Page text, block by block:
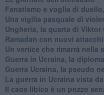
Fanatismo e voglia di
Una vigilia pasquale di
Ungheria, la quarta di Viktor
Ramadan con nuovi
Un vertice che rimarrà nella
Guerra in Ucraina, la
Guerra Ucraina, la pseudo
La guerra in Ucraina vista
​Il caos libico è un pozzo